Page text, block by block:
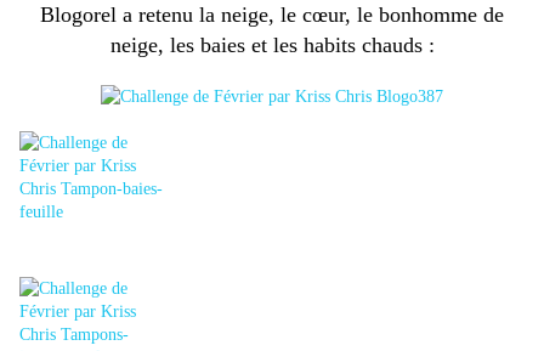
Blogorel a retenu la neige, le cœur, le bonhomme de
neige, les baies et les habits chauds :